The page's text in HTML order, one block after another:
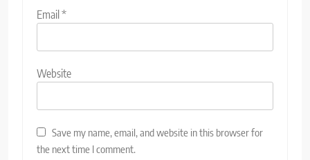
Email *
Website
Save my name, email, and website in this browser for
the next time I comment.